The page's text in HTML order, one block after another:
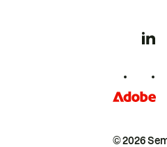
© 2026